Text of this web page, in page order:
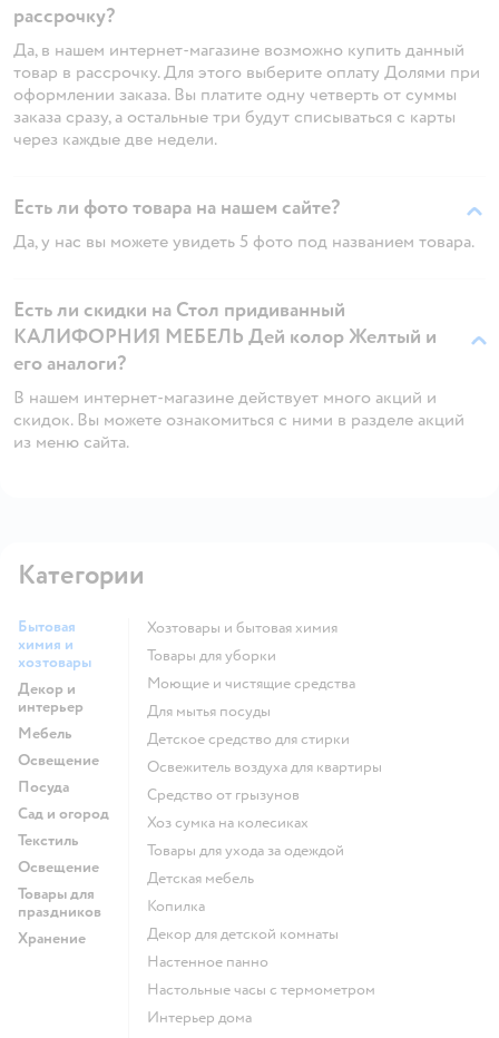
рассрочку?
Да, в нашем интернет-магазине возможно купить данный
товар в рассрочку. Для этого выберите оплату Долями при
оформлении заказа. Вы платите одну четверть от суммы
заказа сразу, а остальные три будут списываться с карты
через каждые две недели.
Есть ли фото товара на нашем сайте?
Да, у нас вы можете увидеть 5 фото под названием товара.
Есть ли скидки на Стол придиванный
КАЛИФОРНИЯ МЕБЕЛЬ Дей колор Желтый и
его аналоги?
В нашем интернет-магазине действует много акций и
скидок. Вы можете ознакомиться с ними в разделе акций
из меню сайта.
Категории
Бытовая
химия и
хозтовары
Декор и
интерьер
Мебель
Освещение
Посуда
Сад и огород
Текстиль
Освещение
Товары для
праздников
Хранение
Хозтовары и бытовая химия
Товары для уборки
моющие и чистящие средства
для мытья посуды
детское средство для стирки
освежитель воздуха для квартиры
средство от грызунов
хоз сумка на колесиках
Товары для ухода за одеждой
Детская мебель
Копилка
Декор для детской комнаты
Настенное панно
Настольные часы с термометром
Интерьер дома